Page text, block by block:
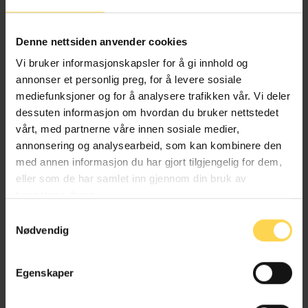
Denne nettsiden anvender cookies
Vi bruker informasjonskapsler for å gi innhold og
annonser et personlig preg, for å levere sosiale
mediefunksjoner og for å analysere trafikken vår. Vi deler
dessuten informasjon om hvordan du bruker nettstedet
vårt, med partnerne våre innen sosiale medier,
annonsering og analysearbeid, som kan kombinere den
med annen informasjon du har gjort tilgjengelig for dem,
eller som de har samlet inn gjennom din bruk av
Nødvendig
Egenskaper
Helse- og omsorgsrett
Angrerettloven
EU/EØS-rett
Forbruker-, kjøps- og konkurranserett